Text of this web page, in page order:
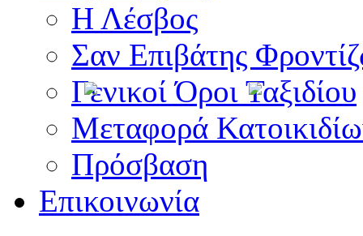
Η Λέσβος
Σαν Επιβάτης
Γενικοί Όροι Ταξιδίου
Μεταφορά
Πρόσβαση
Επικοινωνία